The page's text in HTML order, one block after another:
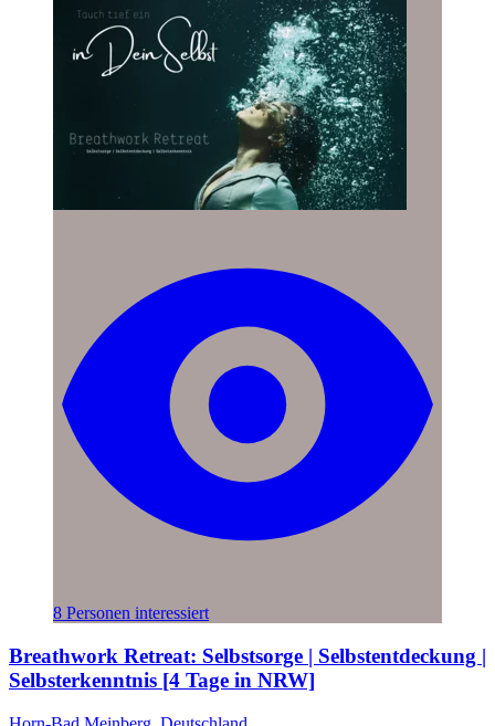
8 Personen interessiert
Breathwork Retreat: Selbstsorge | Selbstentdeckung |
Selbsterkenntnis [4 Tage in NRW]